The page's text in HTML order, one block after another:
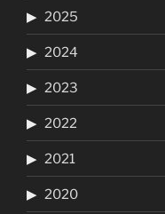
2025
2024
2023
2022
2021
2020